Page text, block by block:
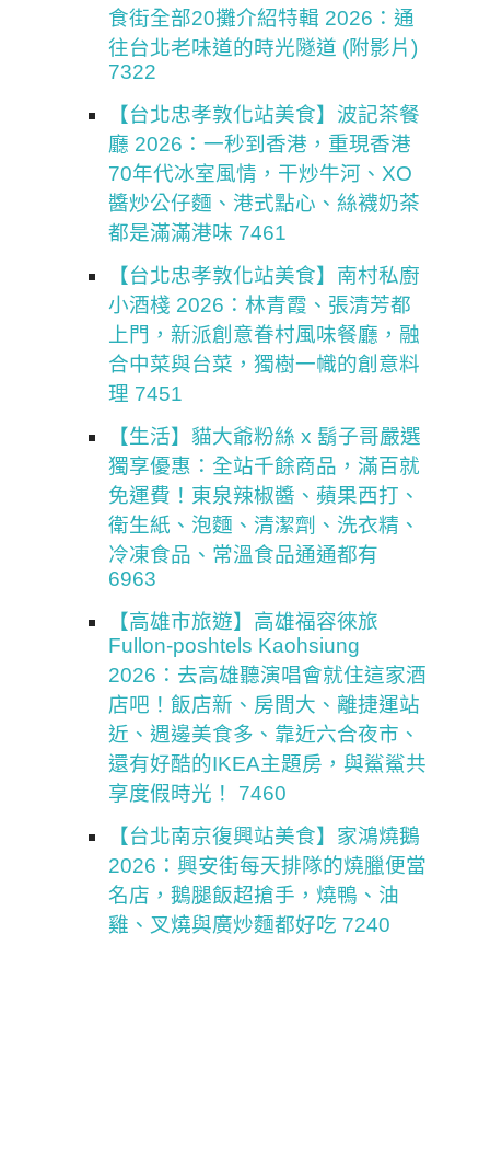
食街全部20攤介紹特輯 2026：通
往台北老味道的時光隧道 (附影片)
7322
【台北忠孝敦化站美食】波記茶餐
廳 2026：一秒到香港，重現香港
70年代冰室風情，干炒牛河、XO
醬炒公仔麵、港式點心、絲襪奶茶
都是滿滿港味 7461
【台北忠孝敦化站美食】南村私廚
小酒棧 2026：林青霞、張清芳都
上門，新派創意眷村風味餐廳，融
合中菜與台菜，獨樹一幟的創意料
理 7451
【生活】貓大爺粉絲 x 鬍子哥嚴選
獨享優惠：全站千餘商品，滿百就
免運費！東泉辣椒醬、蘋果西打、
衛生紙、泡麵、清潔劑、洗衣精、
冷凍食品、常溫食品通通都有
6963
【高雄市旅遊】高雄福容徠旅
Fullon-poshtels Kaohsiung
2026：去高雄聽演唱會就住這家酒
店吧！飯店新、房間大、離捷運站
近、週邊美食多、靠近六合夜市、
還有好酷的IKEA主題房，與鯊鯊共
享度假時光！ 7460
【台北南京復興站美食】家鴻燒鵝
2026：興安街每天排隊的燒臘便當
名店，鵝腿飯超搶手，燒鴨、油
雞、叉燒與廣炒麵都好吃 7240